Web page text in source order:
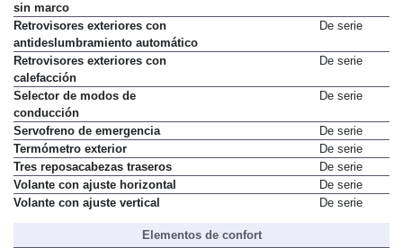
sin marco
Retrovisores exteriores con
antideslumbramiento automático
De serie
Retrovisores exteriores con
calefacción
De serie
Selector de modos de
conducción
De serie
Servofreno de emergencia
De serie
Termómetro exterior
De serie
Tres reposacabezas traseros
De serie
Volante con ajuste horizontal
De serie
Volante con ajuste vertical
De serie
Elementos de confort